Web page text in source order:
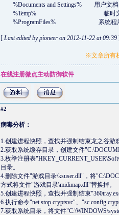
%Documents and Settings% 用户文档目
%Temp% 临时文件夹，通常为
%ProgramFiles% 系统程序默认安
[ Last edited by pioneer on 2012-11-22 at 09:39
※文章所有
在线注册微点主动防御软件
#2
病毒分析：
1.创建进程快照，查找并强制结束龙之谷游
2.获取系统缓存目录，创建文件
3.枚举注册表
目录。
4.删除文件"游戏目录\ksuser.dll"，将
方式将文件"游戏目录\midimap.dll"替换掉。
5.创建进程快照，查找并强制结束
6.执行命令"net stop cryptsvc"、"sc config
7.获取系统目录，将文件